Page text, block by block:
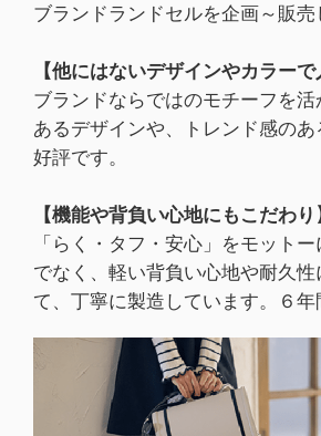
ブランドランドセルを企画～販売
【他にはないデザインやカラーで
ブランドならではのモチーフを
あるデザインや、トレンド感の
好評です。
【機能や背負い心地にもこだわり
「らく・タフ・安心」をモット
でなく、軽い背負い心地や耐久性
て、丁寧に製造しています。６年